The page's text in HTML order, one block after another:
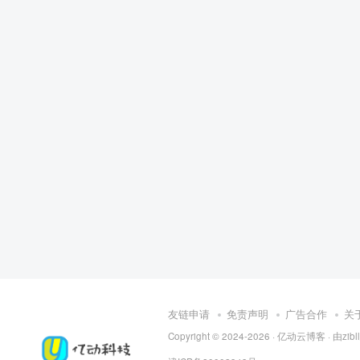
友链申请 免责声明 广告合作 关
Copyright © 2024-2026 · 亿动云博客 · 由